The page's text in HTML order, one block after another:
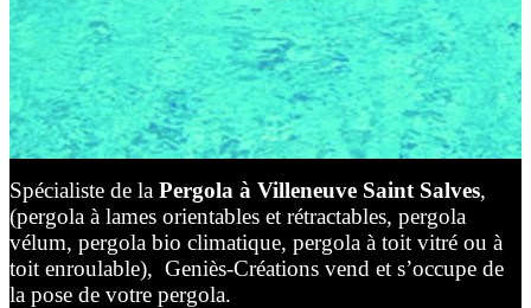
Spécialiste de la Pergola à Villeneuve Saint Salves,
(pergola à lames orientables et rétractables, pergola
vélum, pergola bio climatique, pergola à toit vitré ou à
toit enroulable), Geniès-Créations vend et s’occupe de
la pose de votre pergola.